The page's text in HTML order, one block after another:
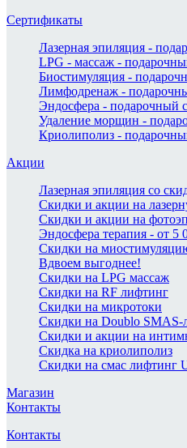
Сертификаты
Лазерная эпиляция -
LPG - массаж -
Биостимуляция -
Лимфодренаж -
Эндосфера - подарочный
Удаление морщин -
Криолиполиз -
Акции
Лазерная эпиляция со
Скидки и акции на
Скидки и акции на
Эндосфера терапия - от 5
Скидки на
Вдвоем выгоднее!
Скидки на LPG массаж
Скидки на RF лифтинг
Скидки на микротоки
Скидки на Doublo SMAS-
Скидки и акции на
Скидка на криолиполиз
Скидки на смас лифтинг
Магазин
Контакты
Контакты